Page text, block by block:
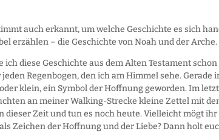
auch erkannt, um welche Geschichte es sich
erzählen – die Geschichte von Noah und der Arche.
ich diese Geschichte aus dem Alten Testament
Regenbogen, den ich am Himmel sehe.
klein, ein Symbol der Hoffnung geworden. Im
an meiner Walking-Strecke kleine Zettel mit
dieser Zeit und tun es noch heute. Vielleicht mögt
Zeichen der Hoffnung und der Liebe? Dann holt